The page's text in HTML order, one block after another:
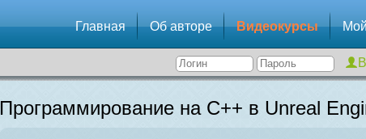
Главная Об авторе Видеокурсы
Программирование на C++ в Unreal